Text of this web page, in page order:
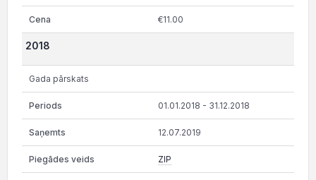
€11.00
2018
Gada pārskats
01.01.2018 - 31.12.2018
12.07.2019
ZIP